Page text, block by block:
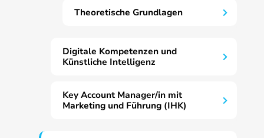
Theoretische Grundlagen
Digitale Kompetenzen und
Künstliche Intelligenz
Key Account Manager/in mit
Marketing und Führung (IHK)